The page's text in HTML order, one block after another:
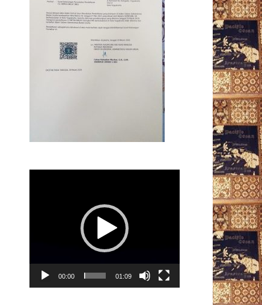
00:00 01:09